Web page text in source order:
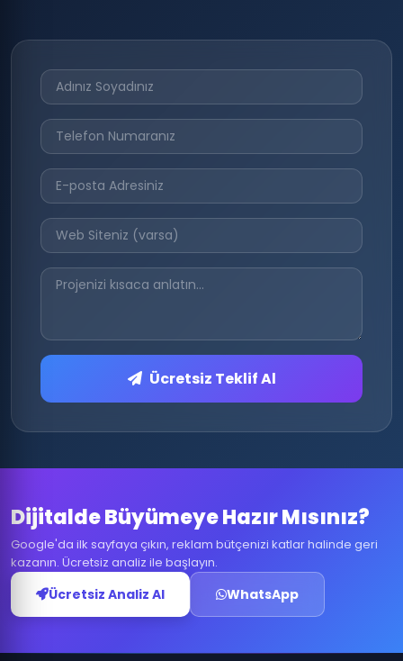
Ücretsiz Teklif Al
Dijitalde Büyümeye Hazır Mısınız?
Google'da ilk sayfaya çıkın, reklam bütçenizi katlar halinde geri
kazanın. Ücretsiz analiz ile başlayın.
Ücretsiz Analiz Al WhatsApp